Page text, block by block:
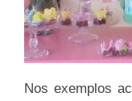
Nos exemplos